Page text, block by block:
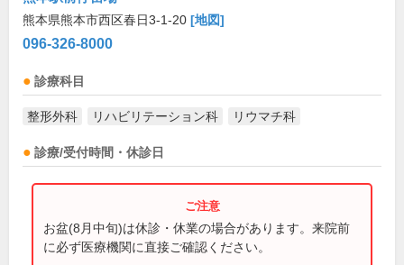
熊本県熊本市西区春日3-1-20 [地図]
096-326-8000
診療科目
整形外科 リハビリテーション科 リウマチ科
診療/受付時間・休診日
お盆(8月中旬)は休診・休業の場合があります。来院前
に必ず医療機関に直接ご確認ください。